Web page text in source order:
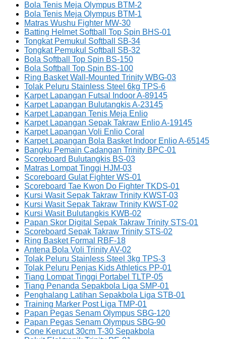
Bola Tenis Meja Olympus BTM-2
Bola Tenis Meja Olympus BTM-1
Matras Wushu Fighter MW-30
Batting Helmet Softball Top Spin BHS-01
Tongkat Pemukul Softball SB-34
Tongkat Pemukul Softball SB-32
Bola Softball Top Spin BS-150
Bola Softball Top Spin BS-100
Ring Basket Wall-Mounted Trinity WBG-03
Tolak Peluru Stainless Steel 6kg TPS-6
Karpet Lapangan Futsal Indoor A-89145
Karpet Lapangan Bulutangkis A-23145
Karpet Lapangan Tenis Meja Enlio
Karpet Lapangan Sepak Takraw Enlio A-19145
Karpet Lapangan Voli Enlio Coral
Karpet Lapangan Bola Basket Indoor Enlio A-65145
Bangku Pemain Cadangan Trinity BPC-01
Scoreboard Bulutangkis BS-03
Matras Lompat Tinggi HJM-03
Scoreboard Gulat Fighter WS-01
Scoreboard Tae Kwon Do Fighter TKDS-01
Kursi Wasit Sepak Takraw Trinity KWST-03
Kursi Wasit Sepak Takraw Trinity KWST-02
Kursi Wasit Bulutangkis KWB-02
Papan Skor Digital Sepak Takraw Trinity STS-01
Scoreboard Sepak Takraw Trinity STS-02
Ring Basket Formal RBF-18
Antena Bola Voli Trinity AV-02
Tolak Peluru Stainless Steel 3kg TPS-3
Tolak Peluru Penjas Kids Athletics PP-01
Tiang Lompat Tinggi Portabel TLTP-05
Tiang Penanda Sepakbola Liga SMP-01
Penghalang Latihan Sepakbola Liga STB-01
Training Marker Post Liga TMP-01
Papan Pegas Senam Olympus SBG-120
Papan Pegas Senam Olympus SBG-90
Cone Kerucut 30cm T-30 Sepakbola